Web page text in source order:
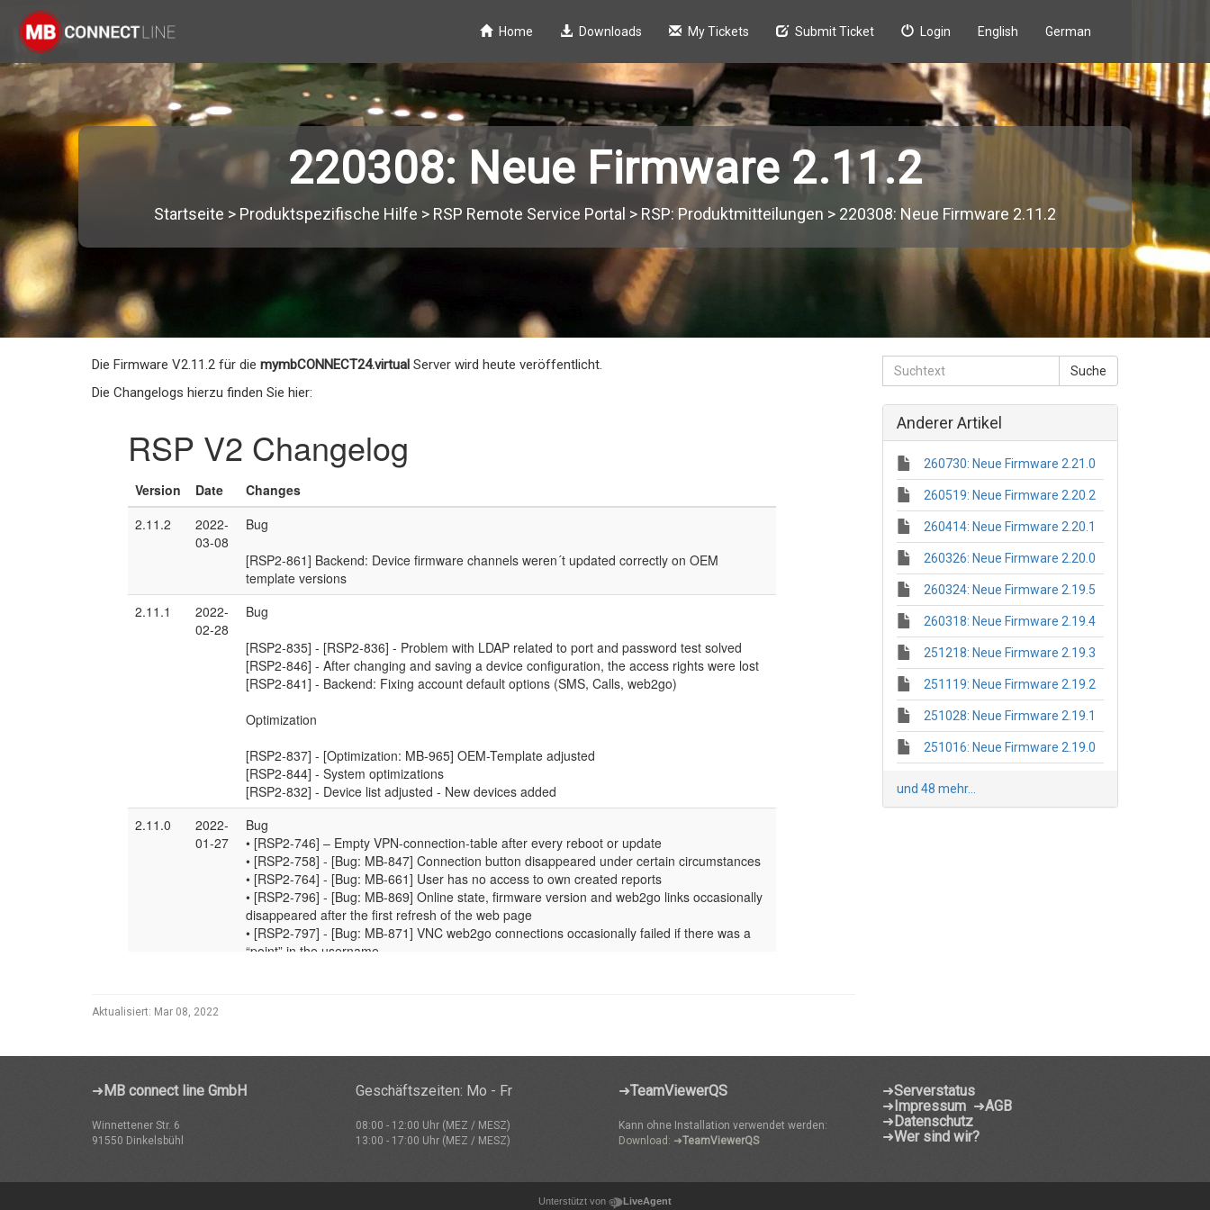
Home Downloads My Tickets Submit Ticket Login English German
220308: Neue Firmware 2.11.2
Startseite > Produktspezifische Hilfe > RSP Remote Service Portal > RSP: Produktmitteilungen > 220308: Neue Firmware 2.11.2
Die Firmware V2.11.2 für die mymbCONNECT24.virtual Server wird heute veröffentlicht.
Die Changelogs hierzu finden Sie hier:
Aktualisiert: Mar 08, 2022
Anderer Artikel
260730: Neue Firmware 2.21.0
260519: Neue Firmware 2.20.2
260414: Neue Firmware 2.20.1
260326: Neue Firmware 2.20.0
260324: Neue Firmware 2.19.5
260318: Neue Firmware 2.19.4
251218: Neue Firmware 2.19.3
251119: Neue Firmware 2.19.2
251028: Neue Firmware 2.19.1
251016: Neue Firmware 2.19.0
und 48 mehr...
➜ MB connect line GmbH
Winnettener Str. 6
91550 Dinkelsbühl
Geschäftszeiten: Mo - Fr
08:00 - 12:00 Uhr (MEZ / MESZ)
13:00 - 17:00 Uhr (MEZ / MESZ)
➜TeamViewerQS
Kann ohne Installation verwendet werden:
Download: ➜TeamViewerQS
➜Serverstatus
➜Impressum ➜AGB
➜ Datenschutz
➜Wer sind wir?
Unterstützt von LiveAgent